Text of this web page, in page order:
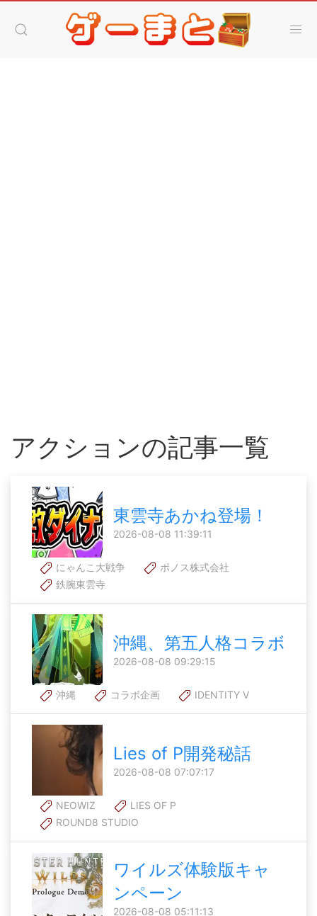
アクションの記事一覧
東雲寺あかね登場！
2026-08-08 11:39:11
にゃんこ大戦争
ポノス株式会社
鉄腕東雲寺
沖縄、第五人格コラボ
2026-08-08 09:29:15
沖縄 コラボ企画 IDENTITY V
Lies of P開発秘話
2026-08-08 07:07:17
NEOWIZ
LIES OF P
ROUND8 STUDIO
ワイルズ体験版キャ
ンペーン
2026-08-08 05:11:13